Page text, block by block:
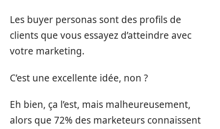
Les buyer personas sont des profils de
clients que vous essayez d’atteindre avec
votre marketing.
C’est une excellente idée, non ?
Eh bien, ça l’est, mais malheureusement,
alors que 72% des marketeurs connaissent